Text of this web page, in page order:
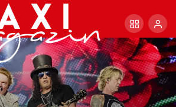
Paylaş